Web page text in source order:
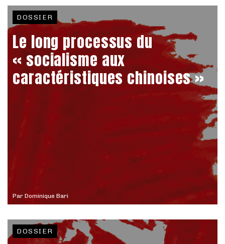
Par Dominique Bari
DOSSIER
Le long processus du
« socialisme aux
caractéristiques chinoises »
DOSSIER